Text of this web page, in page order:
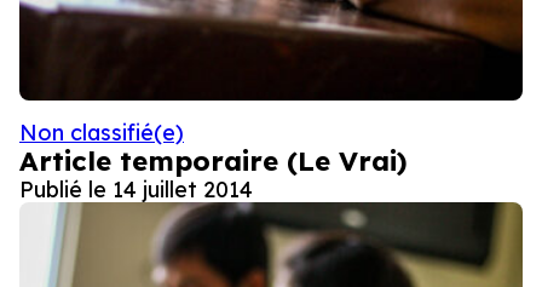
Non classifié(e)
Article temporaire (Le Vrai)
Publié le 14 juillet 2014